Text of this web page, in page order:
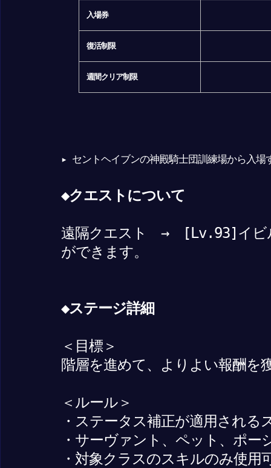
入場券
復活制限
週間クリア制限
▸ セントヘイブンの神殿騎士団訓練場から入場
◆クエストについて
遠隔クエスト → [Lv.93]イビ
ができます。
◆ステージ詳細
＜目標＞
階層を進めて、よりよい報酬を
＜ルール＞
・ステータス補正が適用される
・サーヴァント、ペット、ポ
・対象クラスのスキルのみ使用